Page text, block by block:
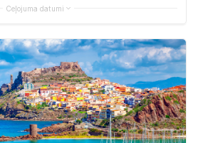
Ceļojuma datumi